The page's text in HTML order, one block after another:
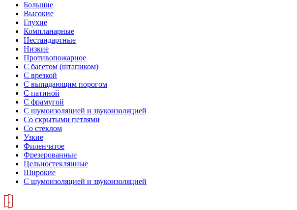
Большие
Высокие
Глухие
Компланарные
Нестандартные
Низкие
Противопожарное
С багетом (штапиком)
С врезкой
С выпадающим порогом
С патиной
С фрамугой
С шумоизоляцией и звукоизоляцией
Со скрытыми петлями
Со стеклом
Узкие
Филенчатое
Фрезерованные
Цельностеклянные
Широкие
С шумоизоляцией и звукоизоляцией